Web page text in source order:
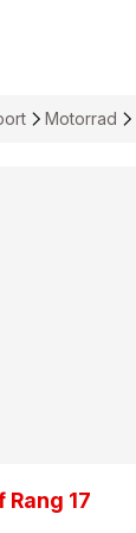
Motorrad
17